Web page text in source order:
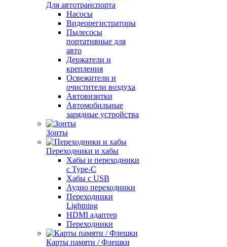
Для автотранспорта
Насосы
Видеорегистраторы
Пылесосы
портативные для
авто
Держатели и
крепления
Освежители и
очистители воздуха
Автовизитки
Автомобильные
зарядные устройства
Зонты
Переходники и хабы
Хабы и переходники
с Type-C
Хабы с USB
Аудио переходники
Переходники
Lightning
HDMI адаптер
Переходники
Карты памяти / Флешки